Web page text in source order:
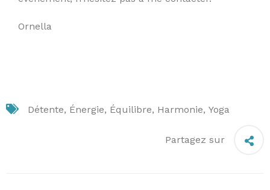
Ornella
Détente Énergie Équilibre Harmonie Yoga
Partagez sur